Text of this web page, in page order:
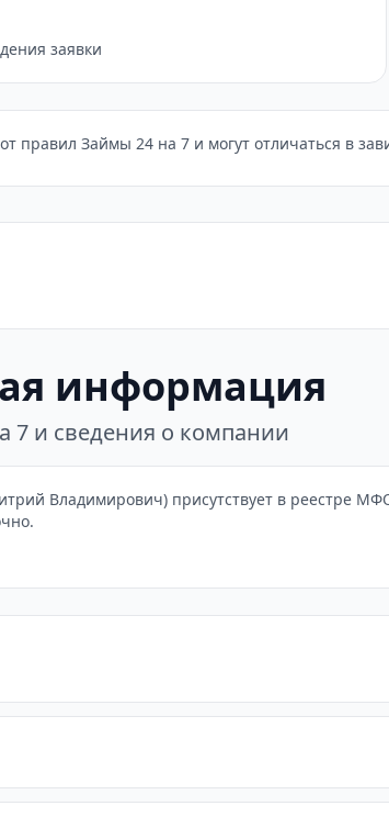
заявки
правил Займы 24 на 7 и могут отличаться в
информация
7 и сведения о компании
Владимирович) присутствует в реестре